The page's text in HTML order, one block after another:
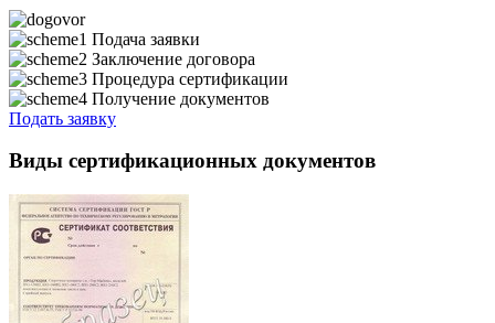
Подача заявки
Заключение договора
Процедура сертификации
Получение документов
Подать заявку
Виды сертификационных документов